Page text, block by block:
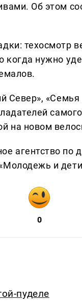
Об этом
техосмотр
когда нужно
Север»,
на новом
агентство по
и
0
пуделе